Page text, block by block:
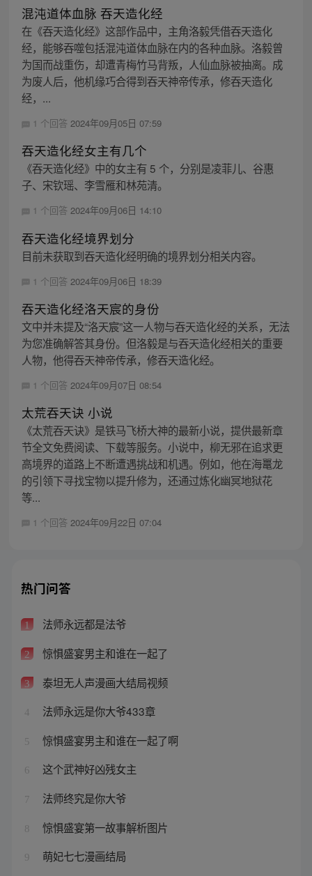
混沌道体血脉 吞天造化经
在《吞天造化经》这部作品中，主角洛毅凭借吞天造化
经，能够吞噬包括混沌道体血脉在内的各种血脉。洛毅曾
为国而战重伤，却遭青梅竹马背叛，人仙血脉被抽离。成
为废人后，他机缘巧合得到吞天神帝传承，修吞天造化
经，...
1 个回答 2024年09月05日 07:59
吞天造化经女主有几个
《吞天造化经》中的女主有 5 个，分别是凌菲儿、谷惠
子、宋钦瑶、李雪雁和林苑清。
1 个回答 2024年09月06日 14:10
吞天造化经境界划分
目前未获取到吞天造化经明确的境界划分相关内容。
1 个回答 2024年09月06日 18:39
吞天造化经洛天宸的身份
文中并未提及“洛天宸”这一人物与吞天造化经的关系，无法
为您准确解答其身份。但洛毅是与吞天造化经相关的重要
人物，他得吞天神帝传承，修吞天造化经。
1 个回答 2024年09月07日 08:54
太荒吞天诀 小说
《太荒吞天诀》是铁马飞桥大神的最新小说，提供最新章
节全文免费阅读、下载等服务。小说中，柳无邪在追求更
高境界的道路上不断遭遇挑战和机遇。例如，他在海鼍龙
的引领下寻找宝物以提升修为，还通过炼化幽冥地狱花
等...
1 个回答 2024年09月22日 07:04
热门问答
1 法师永远都是法爷
2 惊惧盛宴男主和谁在一起了
3 泰坦无人声漫画大结局视频
4 法师永远是你大爷433章
5 惊惧盛宴男主和谁在一起了啊
6 这个武神好凶残女主
7 法师终究是你大爷
8 惊惧盛宴第一故事解析图片
9 萌妃七七漫画结局